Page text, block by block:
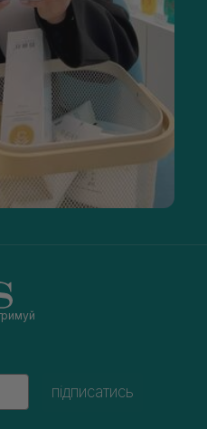
підписатись